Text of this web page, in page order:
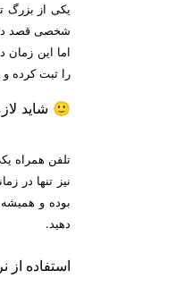
یکی از بزرگ
اما این
را ثبت کرده و
🙂 شاید
تلفن همراه
نیز تنها در
بوده و
دهید.
استفاده